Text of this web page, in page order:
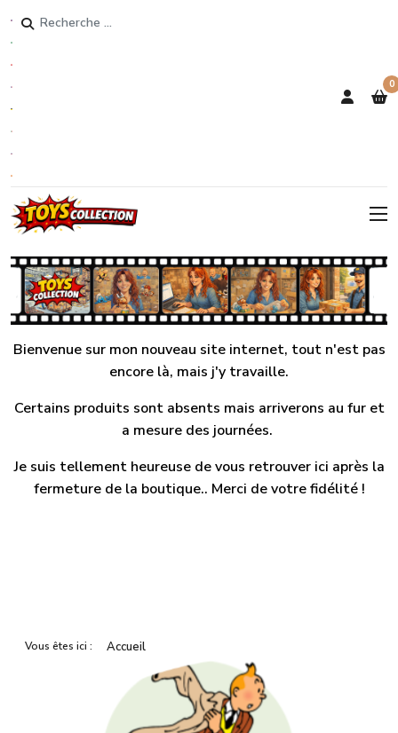
Rechercher
0
Bienvenue sur mon nouveau site internet, tout n'est pas
encore là, mais j'y travaille.
Certains produits sont absents mais arriverons au fur et
a mesure des journées.
Je suis tellement heureuse de vous retrouver ici après la
fermeture de la boutique.. Merci de votre fidélité !
Vous êtes ici : Accueil